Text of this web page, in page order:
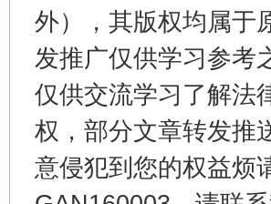
外），其版权均属于
发推广仅供学习参考
仅供交流学习了解法
权，部分文章转发推
意侵犯到您的权益烦
习近平的博鳌关键词